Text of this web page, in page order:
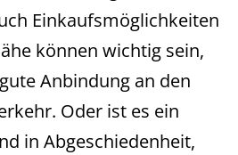
Einkaufsmöglichkeiten
können wichtig sein,
Anbindung an den
Oder ist es ein
in Abgeschiedenheit,